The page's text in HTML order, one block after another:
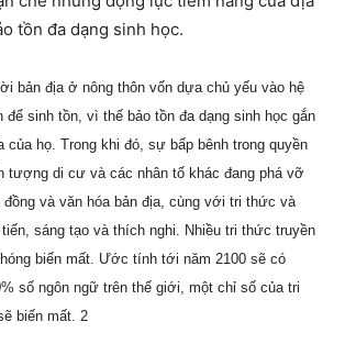
tồn đa dạng sinh học.
bản địa ở nông thôn vốn dựa chủ yếu vào hệ
để sinh tồn, vì thế bảo tồn đa dạng sinh học gắn
của họ. Trong khi đó, sự bấp bênh trong quyền
tượng di cư và các nhân tố khác đang phá vỡ
và văn hóa bản địa, cùng với tri thức và
sáng tạo và thích nghi. Nhiều tri thức truyền
biến mất. Ước tính tới năm 2100 sẽ có
số ngôn ngữ trên thế giới, một chỉ số của tri
biến mất. 2